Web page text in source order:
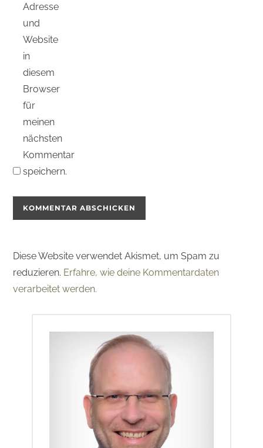
Adresse
und
Website
in
diesem
Browser
für
meinen
nächsten
Kommentar
speichern.
Diese Website verwendet Akismet, um Spam zu
reduzieren. Erfahre, wie deine Kommentardaten
verarbeitet werden.